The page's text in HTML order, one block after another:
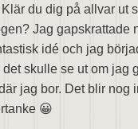
du dig på allvar ut
Jag gapskrattade
idé och jag
skulle se ut om jag
jag bor. Det blir nog
😀